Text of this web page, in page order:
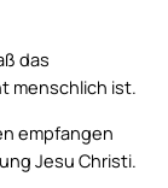
das
menschlich ist.
empfangen
Jesu Christi.